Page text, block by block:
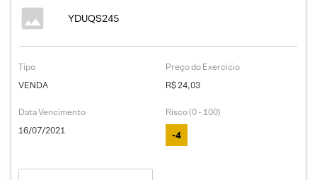
YDUQS245
Tipo
VENDA
Preço do Exercício
R$ 24,03
Data Vencimento
16/07/2021
Risco (0 - 100)
-4